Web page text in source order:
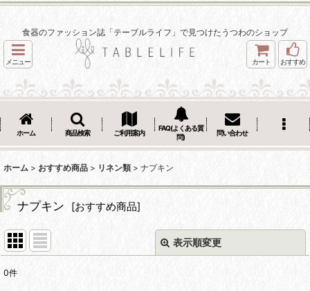
食器のファッション誌「テーブルライフ」で見つけたうつわのショップ
メニュー カート おすすめ
ホーム 商品検索 ご利用案内
FAQ(よくある質
問)
問い合わせ
ホーム > おすすめ商品 > リネン類 > ナプキン
ナプキン [おすすめ商品]
表示順変更
0件